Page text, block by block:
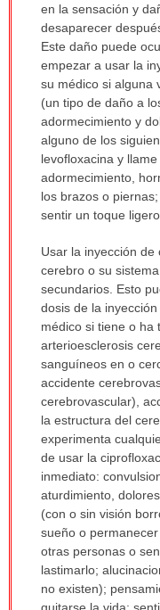
en la sensación y
desaparecer
Este daño puede
empezar a usar la
su médico si alguna
(un tipo de daño a
adormecimiento y
alguno de los
levofloxacina y
adormecimiento,
los brazos o
sentir un toque
Usar la inyección
cerebro o su
secundarios. Esto
dosis de la
médico si tiene o ha
arterioesclerosis
sanguíneos en o
accidente
cerebrovascular),
la estructura del
experimenta
de usar la
inmediato:
aturdimiento,
(con o sin visión
sueño o
otras personas o
lastimarlo;
no existen);